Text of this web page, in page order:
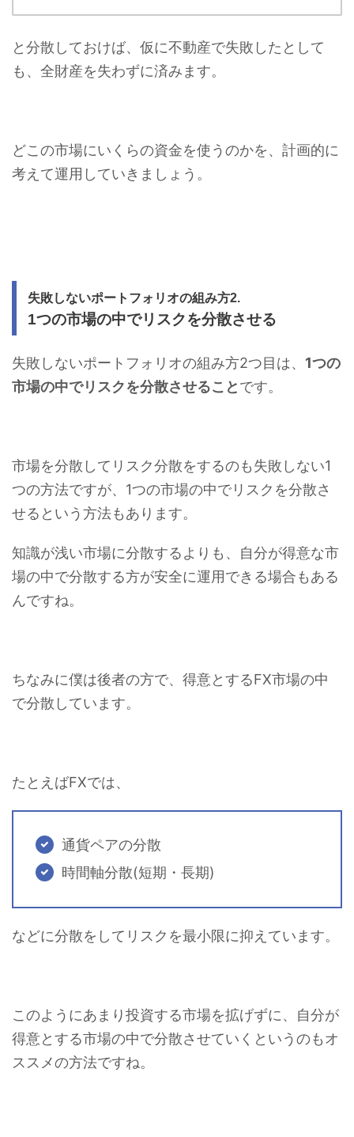
と分散しておけば、仮に不動産で失敗したとして
も、全財産を失わずに済みます。
どこの市場にいくらの資金を使うのかを、計画的に
考えて運用していきましょう。
失敗しないポートフォリオの組み方2.
1つの市場の中でリスクを分散させる
失敗しないポートフォリオの組み方2つ目は、 1つの
市場の中でリスクを分散させることです。
市場を分散してリスク分散をするのも失敗しない1
つの方法ですが、1つの市場の中でリスクを分散さ
せるという方法もあります。
知識が浅い市場に分散するよりも、自分が得意な市
場の中で分散する方が安全に運用できる場合もある
んですね。
ちなみに僕は後者の方で、得意とするFX市場の中
で分散しています。
たとえばFXでは、
通貨ペアの分散
時間軸分散(短期・長期)
などに分散をしてリスクを最小限に抑えています。
このようにあまり投資する市場を拡げずに、自分が
得意とする市場の中で分散させていくというのもオ
ススメの方法ですね。